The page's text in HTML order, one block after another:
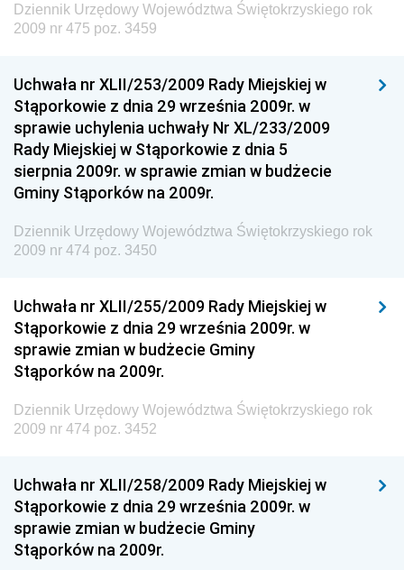
Dziennik Urzędowy Ministra Finansów, Inwestycji i
Rozwoju
Dziennik Urzędowy Ministra Sportu
Dziennik Urzędowy Ministra Funduszy i Polityki
Regionalnej
Dziennik Urzędowy Ministra Aktywów Państwowych
Dziennik Urzędowy Ministra Zdrowia
Dziennik Urzędowy Ministra Środowiska i Głównego
Inspektora Ochrony Środowiska
Dziennik Urzędowy Ministerstwa Kultury, Dziedzictwa
Narodowego i Sportu
Dziennik Urzędowy Ministra Finansów, Funduszy i
Dziennik Urzędowy Ministra Rozwoju, Pracy i
Dziennik Urzędowy Ministra Kultury, Dziedzictwa
Narodowego i Sportu
Dziennik Urzędowy Ministra Rodziny i Polityki
Społecznej
Dziennik Urzędowy Województwa Świętokrzyskiego rok
2009 nr 475 poz. 3459
Uchwała nr XLII/253/2009 Rady Miejskiej w
Stąporkowie z dnia 29 września 2009r. w
sprawie uchylenia uchwały Nr XL/233/2009
Rady Miejskiej w Stąporkowie z dnia 5
sierpnia 2009r. w sprawie zmian w budżecie
Gminy Stąporków na 2009r.
Dziennik Urzędowy Województwa Świętokrzyskiego rok
2009 nr 474 poz. 3450
Uchwała nr XLII/255/2009 Rady Miejskiej w
Stąporkowie z dnia 29 września 2009r. w
sprawie zmian w budżecie Gminy
Stąporków na 2009r.
Dziennik Urzędowy Województwa Świętokrzyskiego rok
2009 nr 474 poz. 3452
Uchwała nr XLII/258/2009 Rady Miejskiej w
Stąporkowie z dnia 29 września 2009r. w
sprawie zmian w budżecie Gminy
Stąporków na 2009r.